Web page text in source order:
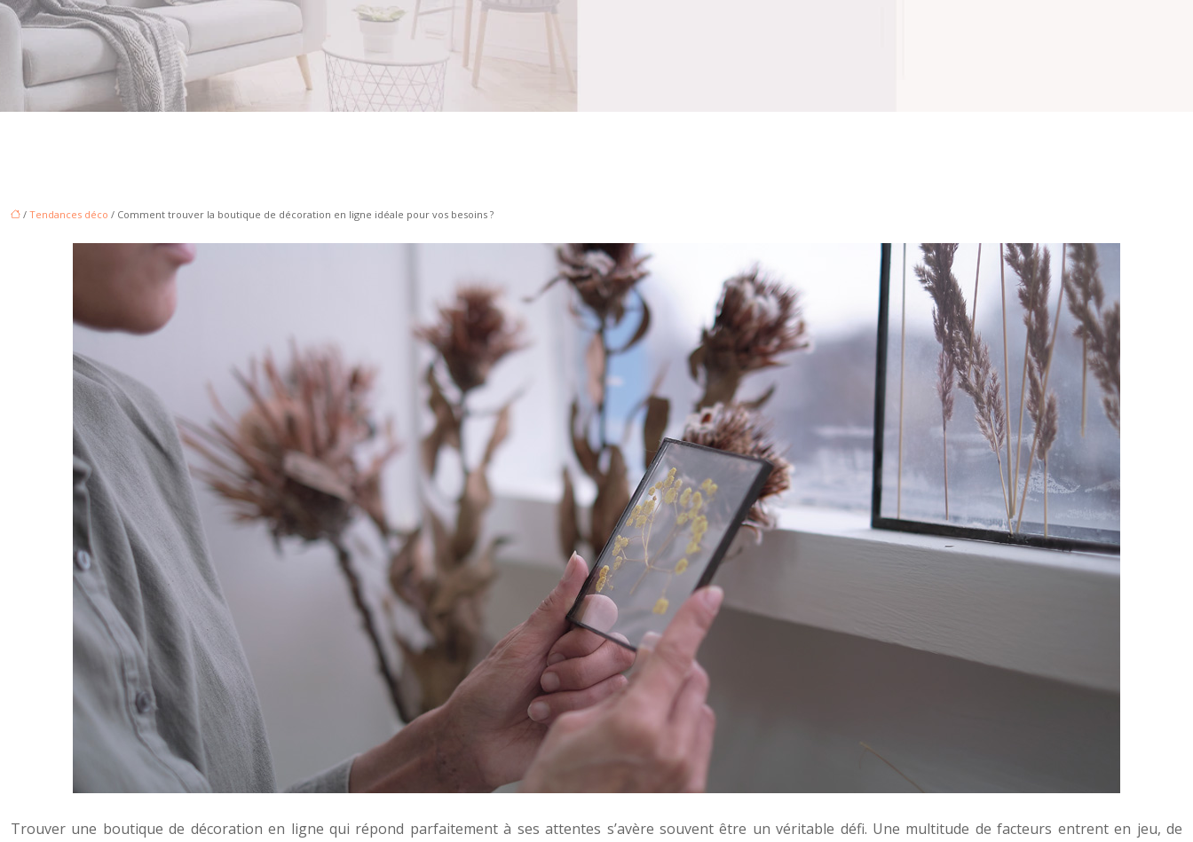
/ Tendances déco / Comment trouver la boutique de décoration en ligne idéale pour vos besoins ?
Trouver une boutique de décoration en ligne qui répond parfaitement à ses attentes s’avère souvent être un véritable défi. Une multitude de facteurs entrent en jeu, de